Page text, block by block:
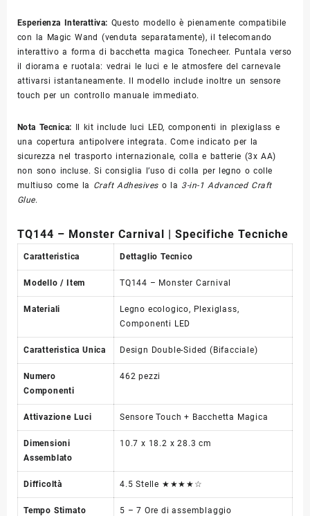
Esperienza Interattiva: Questo modello è pienamente compatibile
con la Magic Wand (venduta separatamente), il telecomando
interattivo a forma di bacchetta magica Tonecheer. Puntala verso
il diorama e ruotala: vedrai le luci e le atmosfere del carnevale
attivarsi istantaneamente. Il modello include inoltre un sensore
touch per un controllo manuale immediato.
Nota Tecnica: Il kit include luci LED, componenti in plexiglass e
una copertura antipolvere integrata. Come indicato per la
sicurezza nel trasporto internazionale, colla e batterie (3x AA)
non sono incluse. Si consiglia l’uso di colla per legno o colle
multiuso come la Craft Adhesiveso la 3-in-1 Advanced Craft
Glue.
TQ144 – Monster Carnival | Specifiche Tecniche
Caratteristica Dettaglio Tecnico
Modello / Item TQ144 – Monster Carnival
Materiali
Legno ecologico, Plexiglass,
Componenti LED
Caratteristica Unica Design Double-Sided (Bifacciale)
Numero
Componenti
462 pezzi
Attivazione Luci Sensore Touch + Bacchetta Magica
Dimensioni
Assemblato
10.7 x 18.2 x 28.3 cm
Difficoltà 4.5 Stelle ★★★★☆
Tempo Stimato 5 – 7 Ore di assemblaggio